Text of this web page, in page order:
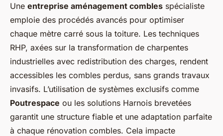
Une entreprise aménagement combles spécialiste
emploie des procédés avancés pour optimiser
chaque mètre carré sous la toiture. Les techniques
RHP, axées sur la transformation de charpentes
industrielles avec redistribution des charges, rendent
accessibles les combles perdus, sans grands travaux
invasifs. L’utilisation de systèmes exclusifs comme
Poutrespace ou les solutions Harnois brevetées
garantit une structure fiable et une adaptation parfaite
à chaque rénovation combles. Cela impacte